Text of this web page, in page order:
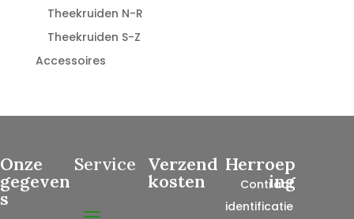
Theekruiden N-R
Theekruiden S-Z
Accessoires
Onze
gegeven
s
Service Verzend
kosten
Herroep
ing
Contract
identificatie